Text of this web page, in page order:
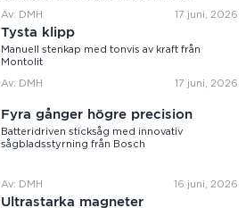
Av: DMH 17 juni, 2026
Tysta klipp
Manuell stenkap med tonvis av kraft från
Montolit
Av: DMH 17 juni, 2026
Fyra gånger högre precision
Batteridriven sticksåg med innovativ
sågbladsstyrning från Bosch
Av: DMH 16 juni, 2026
Ultrastarka magneter